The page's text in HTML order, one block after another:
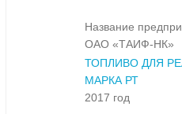
Название
ОАО «ТАИФ-НК»
ТОПЛИВО ДЛЯ
МАРКА РТ
2017 год